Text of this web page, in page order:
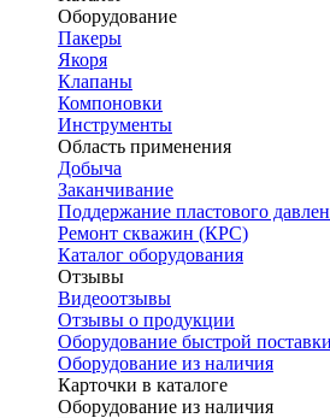
Оборудование
Пакеры
Якоря
Клапаны
Компоновки
Инструменты
Область применения
Добыча
Заканчивание
Поддержание пластового
Ремонт скважин (КРС)
Каталог оборудования
Отзывы
Видеоотзывы
Отзывы о продукции
Оборудование быстрой поставки
Оборудование из наличия
Карточки в каталоге
Оборудование из наличия